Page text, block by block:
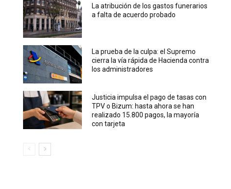
La atribución de los gastos funerarios
a falta de acuerdo probado
La prueba de la culpa: el Supremo
cierra la vía rápida de Hacienda contra
los administradores
Justicia impulsa el pago de tasas con
TPV o Bizum: hasta ahora se han
realizado 15.800 pagos, la mayoría
con tarjeta